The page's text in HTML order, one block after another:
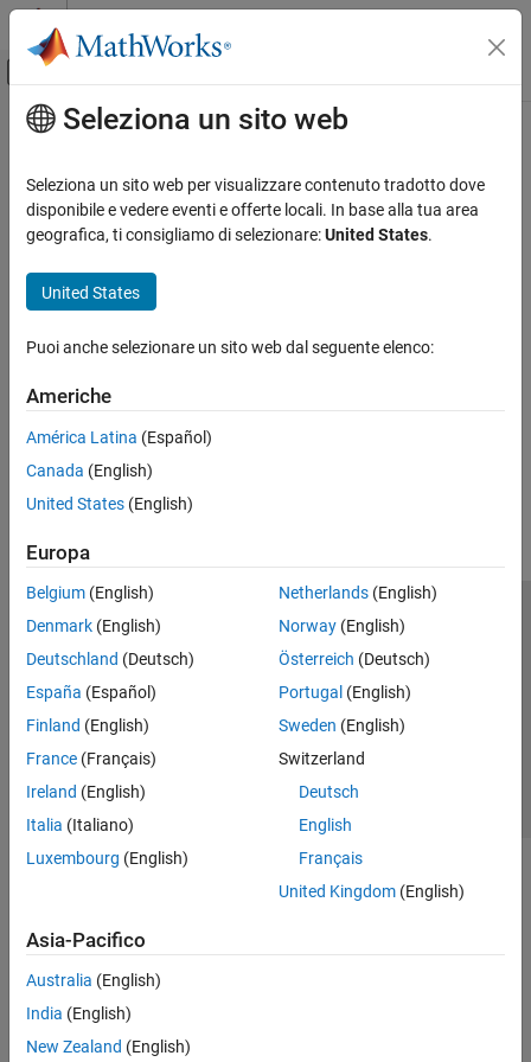
Vai al contenuto
Attiva/disattiva menu di navigazione
Pagina iniziale della documentazione
Contenuto principale
How useful was this information?
Seleziona un sito web
Seleziona un sito web per visualizzare contenuto tradotto dove
disponibile e vedere eventi e offerte locali. In base alla tua area
geografica, ti consigliamo di selezionare:United States.
United States
Puoi anche selezionare un sito web dal seguente elenco:
Americhe
América Latina (Español)
Canada (English)
United States (English)
Europa
Belgium (English)
Denmark (English)
Deutschland (Deutsch)
España (Español)
Finland (English)
France (Français)
Ireland (English)
Italia (Italiano)
Luxembourg (English)
Netherlands(English)
Norway(English)
Österreich (Deutsch)
Portugal (English)
Sweden (English)
Switzerland
Deutsch
English
Français
United Kingdom(English)
Asia-Pacifico
Australia (English)
India (English)
New Zealand (English)
Centro di fiducia
Informativa sulla privacy
Antipirateria
Stato dell'applicazione
Contatti
© 1994-2026 The MathWorks, Inc.